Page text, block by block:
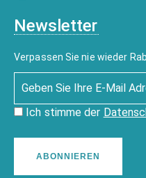
Newsletter
Verpassen Sie nie wieder
Ich stimme der
ABONNIEREN